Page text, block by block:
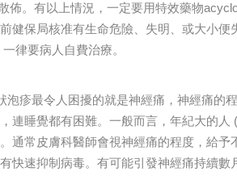
佈。有以上情況，一定要用特效藥物
健保局核准有生命危險、失明、或大小
律要病人自費治療。
泡疹最令人困擾的就是神經痛，神經痛的
連睡覺都有困難。一般而言，年紀大的
通常皮膚科醫師會視神經痛的程度，給
快速抑制病毒。有可能引發神經痛持續